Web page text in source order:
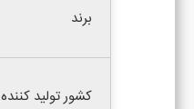
برند
کشور تولید کننده